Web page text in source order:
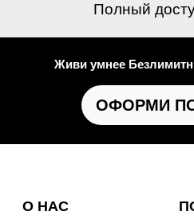
Полный
Живи умнее
ОФОРМИ
О НАС